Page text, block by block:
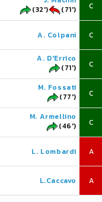
(32')
(71') C
A. Colpani C
A. D'Errico
(71')
C
M. Fossati
(77')
C
M. Armellino
(46')
C
L. Lombardi A
L.Caccavo A